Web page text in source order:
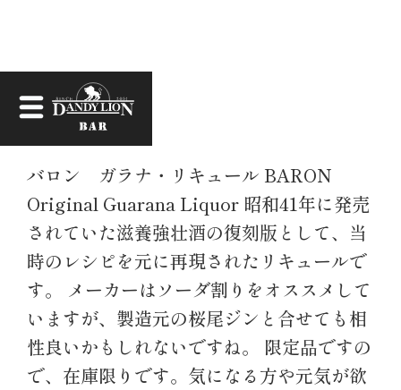
お知らせ
バロン ガラナ・リキュール BARON
Original Guarana Liquor 昭和41年に発売
されていた滋養強壮酒の復刻版として、当
時のレシピを元に再現されたリキュールで
す。 メーカーはソーダ割りをオススメして
いますが、製造元の桜尾ジンと合せても相
性良いかもしれないですね。 限定品ですの
で、在庫限りです。気になる方や元気が欲